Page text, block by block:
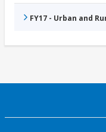
FY17 - Urban and